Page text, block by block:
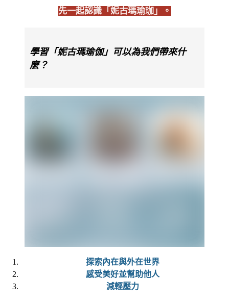
先一起認識「妮古瑪瑜珈」。
學習「妮古瑪瑜伽」可以為我們帶來什
麼？
探索內在與外在世界
感受美好並幫助他人
減輕壓力